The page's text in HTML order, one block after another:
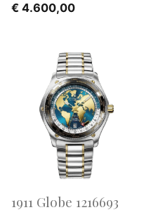
€ 4.600,00
1911 Globe 1216693